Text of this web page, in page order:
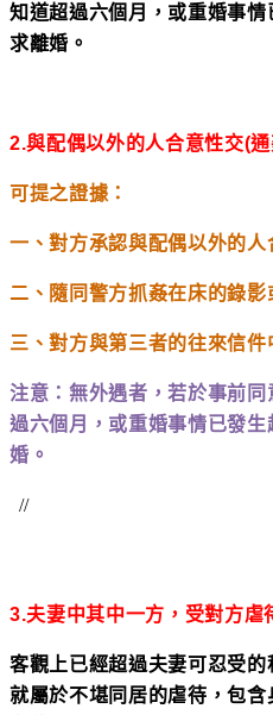
知道超過六個月，或重婚事
求離婚。
2.與配偶以外的人合意性交(通
可提之證據：
一、對方承認與配偶以外的人
二、隨同警方抓姦在床的錄
三、對方與第三者的往來信件
注意：無外遇者，若於事前
過六個月，或重婚事情已發
婚。
//
3.夫妻中其中一方，受對方虐
客觀上已經超過夫妻可忍受的
就屬於不堪同居的虐待，包